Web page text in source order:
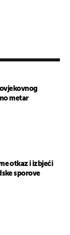
metar
otkaz i izbjeći
sporove